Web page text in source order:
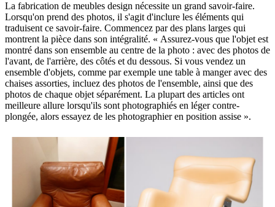
La fabrication de meubles design nécessite un grand savoir-faire.
Lorsqu'on prend des photos, il s'agit d'inclure les éléments qui
traduisent ce savoir-faire. Commencez par des plans larges qui
montrent la pièce dans son intégralité. « Assurez-vous que l'objet est
montré dans son ensemble au centre de la photo : avec des photos de
l'avant, de l'arrière, des côtés et du dessous. Si vous vendez un
ensemble d'objets, comme par exemple une table à manger avec des
chaises assorties, incluez des photos de l'ensemble, ainsi que des
photos de chaque objet séparément. La plupart des articles ont
meilleure allure lorsqu'ils sont photographiés en léger contre-
plongée, alors essayez de les photographier en position assise ».